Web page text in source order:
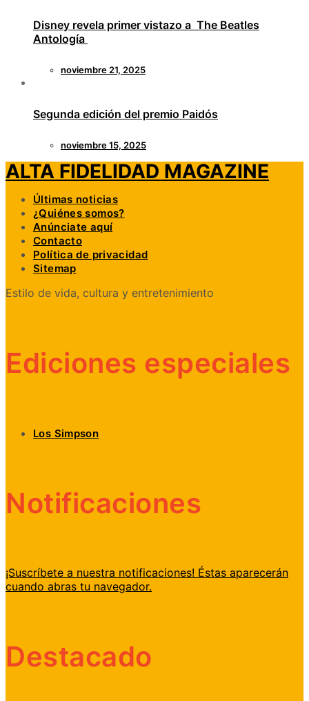
Disney revela primer vistazo a The Beatles
Antología
noviembre 21, 2025
Segunda edición del premio Paidós
noviembre 15, 2025
ALTA FIDELIDAD MAGAZINE
Últimas noticias
¿Quiénes somos?
Anúnciate aquí
Contacto
Política de privacidad
Sitemap
Estilo de vida, cultura y entretenimiento
Ediciones especiales
Los Simpson
Notificaciones
¡Suscríbete a nuestra notificaciones! Éstas aparecerán
cuando abras tu navegador.
Destacado